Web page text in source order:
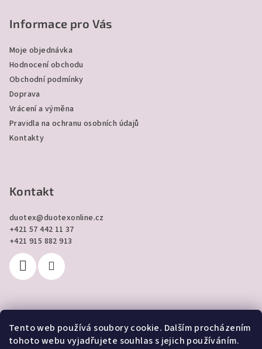
Tento web používá soubory cookie. Dalším procházením
tohoto webu vyjadřujete souhlas s jejich používáním.
Informace pro Vás
Moje objednávka
Hodnocení obchodu
Obchodní podmínky
Doprava
Vrácení a výměna
Pravidla na ochranu osobních údajů
Kontakty
Kontakt
duotex@duotexonline.cz
+421 57 442 11 37
+421 915 882 913
Přijímáme online platby